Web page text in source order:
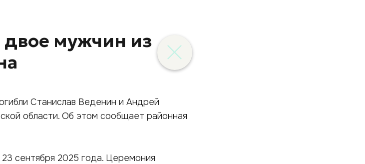
мужчин из
Станислав Веденин и Андрей
области. Об этом сообщает районная
сентября 2025 года. Церемония